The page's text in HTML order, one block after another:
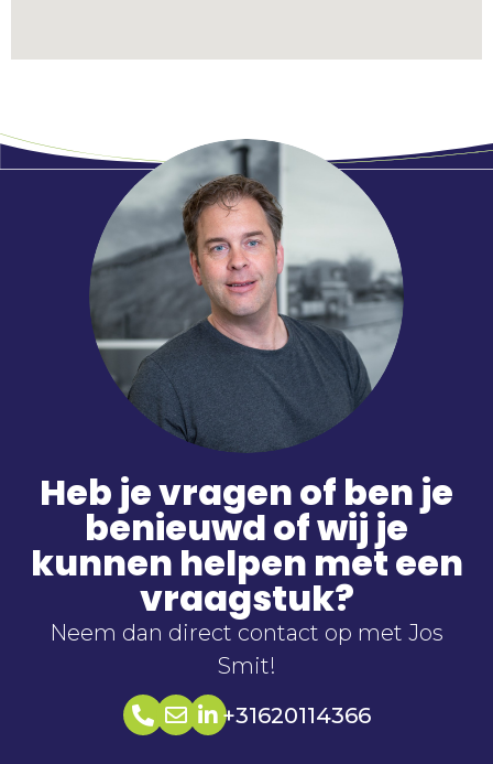
Heb je vragen of ben je
benieuwd of wij je
kunnen helpen met een
vraagstuk?
Neem dan direct contact op met Jos
Smit!
+31620114366